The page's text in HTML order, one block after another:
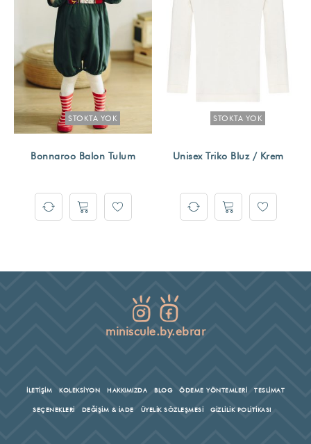
STOKTA YOK
Bonnaroo Balon Tulum
STOKTA YOK
Unisex Triko Bluz / Krem
miniscule.by.ebrar
İLETİŞİM KOLEKSİYON HAKKIMIZDA BLOG ÖDEME YÖNTEMLERİ TESLİMAT
SEÇENEKLERİ DEĞİŞİM & İADE ÜYELİK SÖZLEŞMESİ GİZLİLİK POLİTİKASI